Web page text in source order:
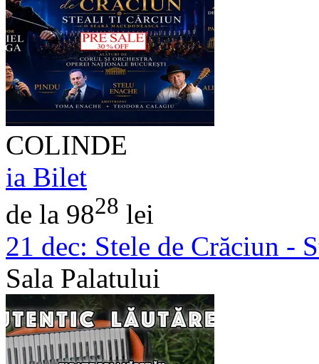
COLINDE
ia Bilet
de la 9828 lei
21 dec: Stele de Crăciun -
Sala Palatului